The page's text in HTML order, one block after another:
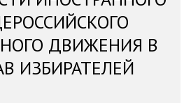
ДВИЖЕНИЯ В
ИЗБИРАТЕЛЕЙ